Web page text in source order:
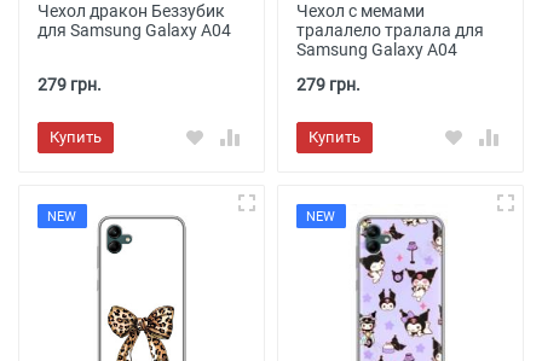
Чехол дракон Беззубик
для Samsung Galaxy A04
279 грн.
Купить
Чехол с мемами
тралалело тралала для
Samsung Galaxy A04
279 грн.
Купить
NEW NEW